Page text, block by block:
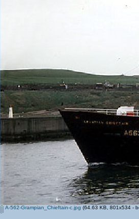
A-562-Grampian_Chieftain-c.jpg (64.63 KB, 801x534 -